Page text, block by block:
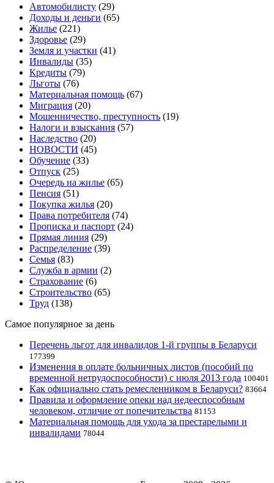
Автомобилисту (29)
Доходы и деньги (65)
Жилье (221)
Здоровье (29)
Земля и участки (41)
Инвалиды (35)
Кредиты (79)
Льготы (76)
Материальная помощь (67)
Миграция (20)
Мошенничество, преступность (19)
Налоги и взыскания (57)
Наследство (20)
НОВОСТИ (45)
Обучение (33)
Отпуск (25)
Очередь на жилье (65)
Пенсия (51)
Покупка жилья (20)
Права потребителя (74)
Прописка и паспорт (24)
Прямая линия (29)
Распределение (39)
Семья (83)
Служба в армии (2)
Страхование (6)
Строительство (65)
Труд (138)
Самое популярное за день
Перечень льгот для инвалидов 1-й группы в Беларуси
177399
Изменения в оплате больничных листов (пособий по
временной нетрудоспособности) с июля 2013 года 100401
Как официально стать ремесленником в Беларуси? 83664
Правила и оформление опеки над недееспособным
человеком, отличие от попечительства 81153
Материальная помощь для ухода за престарелыми и
инвалидами 78044